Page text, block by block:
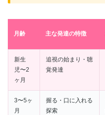
月齢 主な発達の特徴
新生
児〜2
ヶ月
追視の始まり・聴
覚発達
3〜5ヶ
月
握る・口に入れる
探索